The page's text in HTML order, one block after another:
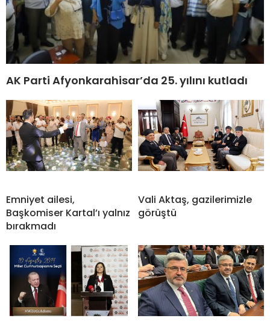
AK Parti Afyonkarahisar’da 25. yılını kutladı
Emniyet ailesi,
Başkomiser Kartal’ı yalnız
bırakmadı
Vali Aktaş, gazilerimizle
görüştü